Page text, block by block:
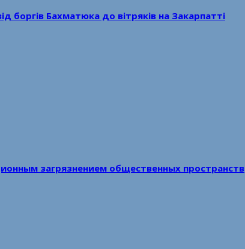
боргів Бахматюка до вітряків на Закарпатті
загрязнением общественных пространств